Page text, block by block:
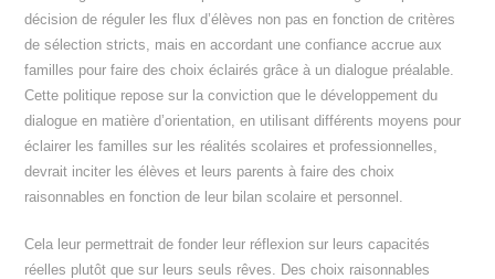
décision de réguler les flux d’élèves non pas en fonction de critères
de sélection stricts, mais en accordant une confiance accrue aux
familles pour faire des choix éclairés grâce à un dialogue préalable.
Cette politique repose sur la conviction que le développement du
dialogue en matière d’orientation, en utilisant différents moyens pour
éclairer les familles sur les réalités scolaires et professionnelles,
devrait inciter les élèves et leurs parents à faire des choix
raisonnables en fonction de leur bilan scolaire et personnel.
Cela leur permettrait de fonder leur réflexion sur leurs capacités
réelles plutôt que sur leurs seuls rêves. Des choix raisonnables